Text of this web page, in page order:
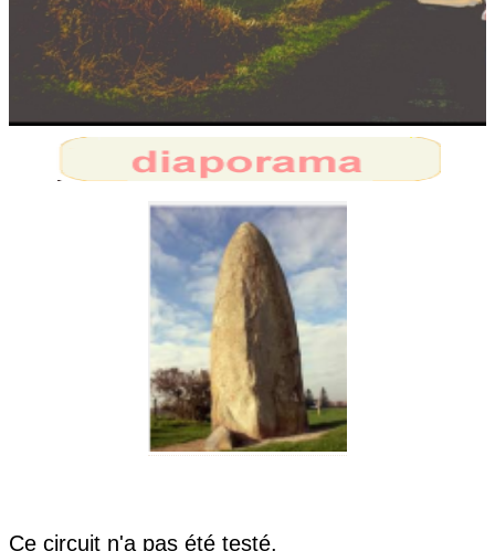
Ce circuit n'a pas été testé.